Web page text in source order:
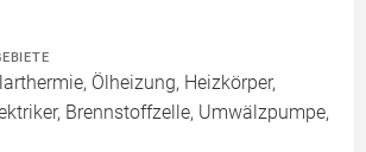
Ölheizung, Heizkörper,
Brennstoffzelle, Umwälzpumpe,